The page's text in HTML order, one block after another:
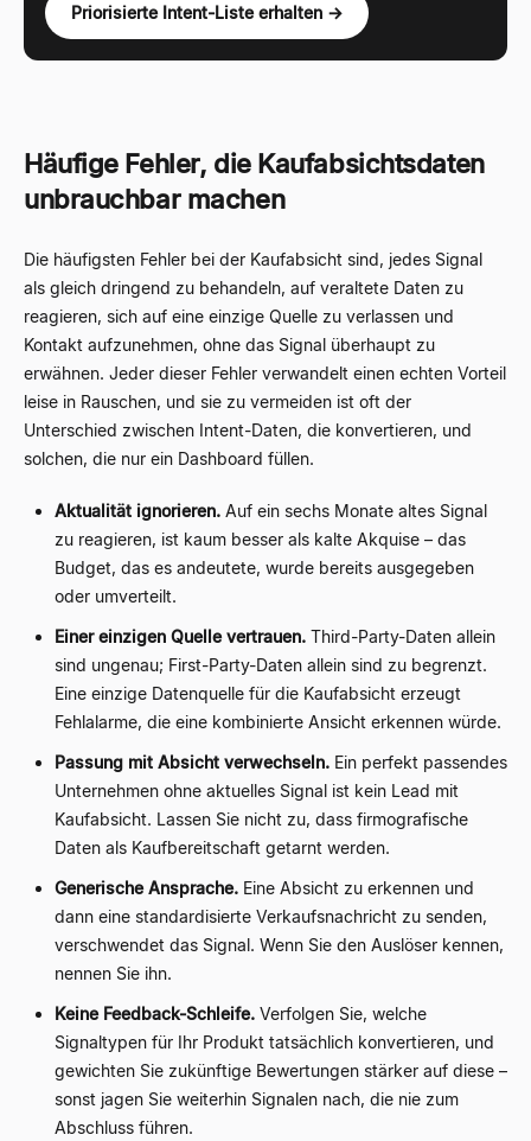
Priorisierte Intent-Liste erhalten →
Häufige Fehler, die Kaufabsichtsdaten
unbrauchbar machen
Die häufigsten Fehler bei der Kaufabsicht sind, jedes Signal
als gleich dringend zu behandeln, auf veraltete Daten zu
reagieren, sich auf eine einzige Quelle zu verlassen und
Kontakt aufzunehmen, ohne das Signal überhaupt zu
erwähnen. Jeder dieser Fehler verwandelt einen echten Vorteil
leise in Rauschen, und sie zu vermeiden ist oft der
Unterschied zwischen Intent-Daten, die konvertieren, und
solchen, die nur ein Dashboard füllen.
Aktualität ignorieren. Auf ein sechs Monate altes Signal
zu reagieren, ist kaum besser als kalte Akquise – das
Budget, das es andeutete, wurde bereits ausgegeben
oder umverteilt.
Einer einzigen Quelle vertrauen. Third-Party-Daten allein
sind ungenau; First-Party-Daten allein sind zu begrenzt.
Eine einzige Datenquelle für die Kaufabsicht erzeugt
Fehlalarme, die eine kombinierte Ansicht erkennen würde.
Passung mit Absicht verwechseln. Ein perfekt passendes
Unternehmen ohne aktuelles Signal ist kein Lead mit
Kaufabsicht. Lassen Sie nicht zu, dass firmografische
Daten als Kaufbereitschaft getarnt werden.
Generische Ansprache. Eine Absicht zu erkennen und
dann eine standardisierte Verkaufsnachricht zu senden,
verschwendet das Signal. Wenn Sie den Auslöser kennen,
nennen Sie ihn.
Keine Feedback-Schleife. Verfolgen Sie, welche
Signaltypen für Ihr Produkt tatsächlich konvertieren, und
gewichten Sie zukünftige Bewertungen stärker auf diese –
sonst jagen Sie weiterhin Signalen nach, die nie zum
Abschluss führen.